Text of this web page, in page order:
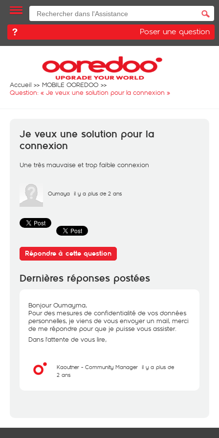
Poser une question
Accueil
MOBILE OOREDOO
Question: « Je veux une solution pour la connexion »
Je veux une solution pour la
connexion
Une très mauvaise et trop faible connexion
Oumaya il y a plus de 2 ans
Répondre à cette question
Dernières réponses postées
Bonjour Oumayma,
Pour des mesures de confidentialité de vos données
personnelles, je viens de vous envoyer un mail, merci
de me répondre pour que je puisse vous assister.
Dans l'attente de vous lire,
Kaouther - Community Manager il y a plus de
2 ans